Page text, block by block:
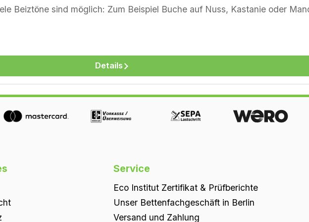
Details
Service
Eco Institut Zertifikat & Prüfberichte
Unser Bettenfachgeschäft in Berlin
Versand und Zahlung